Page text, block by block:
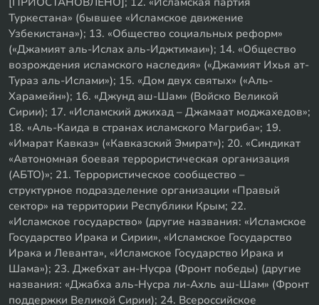
Туркестана» (бывшее «Исламское движение
Узбекистана»); 13. «Общество социальных реформ»
(«Джамият аль-Ислах аль-Иджтимаи»); 14. «Общество
возрождения исламского наследия» («Джамият Ихья ат-
Тураз аль-Ислами»); 15. «Дом двух святых» («Аль-
Харамейн»); 16. «Джунд аш-Шам» (Войско Великой
Сирии); 17. «Исламский джихад – Джамаат моджахедов»;
18. «Аль-Каида в странах исламского Магриба»; 19.
«Имарат Кавказ» («Кавказский Эмират»); 20. «Синдикат
«Автономная боевая террористическая организация
(АБТО)»; 21. Террористическое сообщество –
структурное подразделение организации «Правый
сектор» на территории Республики Крым; 22.
«Исламское государство» (другие названия: «Исламское
Государство Ирака и Сирии», «Исламское Государство
Ирака и Леванта», «Исламское Государство Ирака и
Шама»); 23. Джебхат ан-Нусра (Фронт победы) (другие
названия: «Джабха аль-Нусра ли-Ахль аш-Шам» (Фронт
поддержки Великой Сирии); 24. Всероссийское